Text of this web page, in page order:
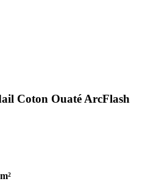
Coton Ouaté ArcFlash